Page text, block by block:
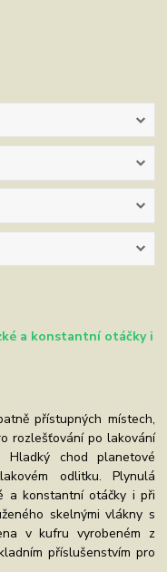
a konstantní otáčky i
přístupných místech,
rozlešťování po lakování
Hladký chod planetové
odlitku. Plynulá
a konstantní otáčky i při
skelnými vlákny s
v kufru vyrobeném z
příslušenstvím pro